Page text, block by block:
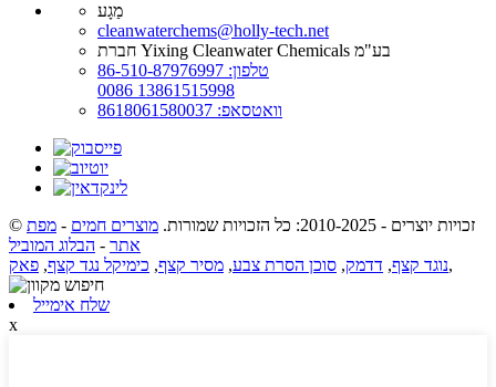
מַגָע
cleanwaterchems@holly-tech.net
חברת Yixing Cleanwater Chemicals בע"מ
טלפון: 86-510-87976997
0086 13861515998
וואטסאפ: 8618061580037
© זכויות יוצרים - 2010-2025: כל הזכויות שמורות. מוצרים חמים - מפת
אתר - הבלוג המוביל
נוגד קצף, דדמק, סוכן הסרת צבע, מסיר קצף, כימיקל נגד קצף, פאק ,
שלח אימייל
x